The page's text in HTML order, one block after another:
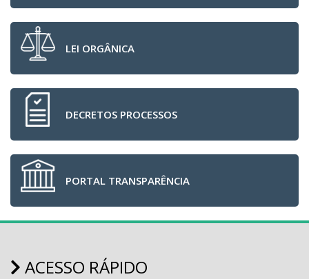
LEI ORGÂNICA
DECRETOS PROCESSOS
PORTAL TRANSPARÊNCIA
ACESSO RÁPIDO